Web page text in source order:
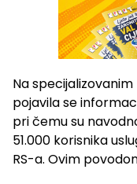
Na
pojavila se
pri čemu su
51.000 korisnika
RS-a. Ovim